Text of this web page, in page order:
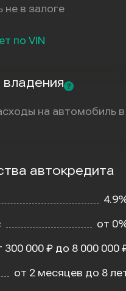
в залоге
по VIN
на автомобиль в
автокредита
от
300 000 ₽ до 8 000 000
от 2 месяцев до 8